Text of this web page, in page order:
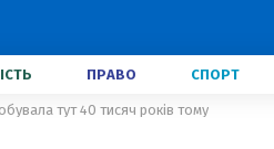
ПРАВО СПОРТ
тут 40 тисяч років тому